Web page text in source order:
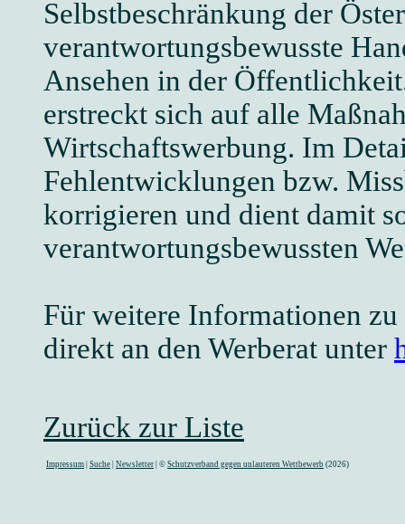
Selbstbeschränkung der
verantwortungsbewusste
Ansehen in der
erstreckt sich auf alle
Wirtschaftswerbung. Im
Fehlentwicklungen bzw.
korrigieren und dient damit
verantwortungsbewussten
Für weitere Informationen
direkt an den Werberat unter
Zurück zur Liste
Impressum Suche Newsletter | © Schutzverband gegen unlauteren Wettbewerb (2026)